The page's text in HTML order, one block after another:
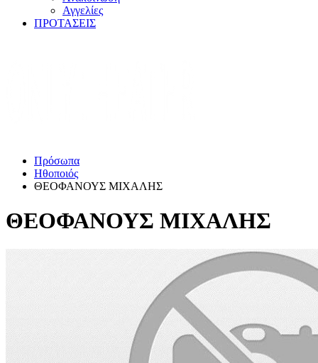
Αγγελίες
ΠΡΟΤΑΣΕΙΣ
Πρόσωπα
Ηθοποιός
ΘΕΟΦΑΝΟΥΣ ΜΙΧΑΛΗΣ
ΘΕΟΦΑΝΟΥΣ ΜΙΧΑΛΗΣ